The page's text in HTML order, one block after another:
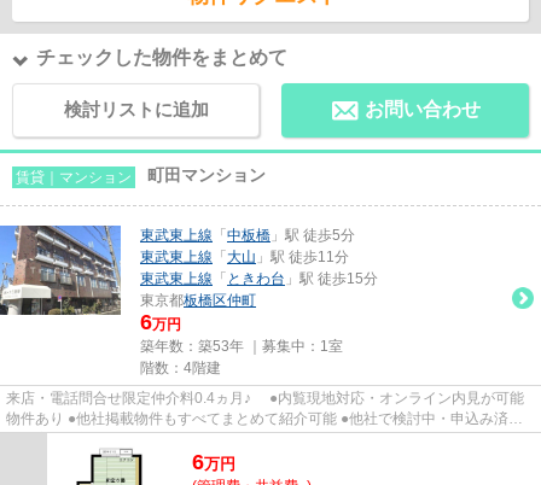
チェックした物件をまとめて
検討リストに追加 お問い合わせ
賃貸｜マンション 町田マンション
東武東上線 「 中板橋 」駅 徒歩5分
東武東上線 「 大山 」駅 徒歩11分
東武東上線 「 ときわ台 」駅 徒歩15分
東京都板橋区仲町
6万円
築年数：築53年 ｜募集中： 1室
階数：4階建
来店・電話問合せ限定仲介料0.4ヵ月♪ ●内覧現地対応・オンライン内見が可能
物件あり ●他社掲載物件もすべてまとめて紹介可能 ●他社で検討中・申込み済み
6万円